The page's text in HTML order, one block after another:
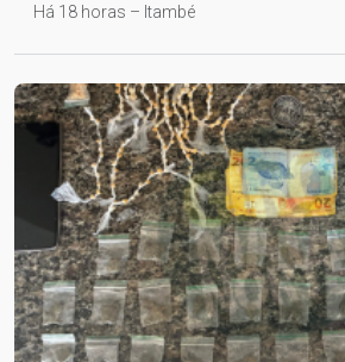
Há 18 horas – Itambé